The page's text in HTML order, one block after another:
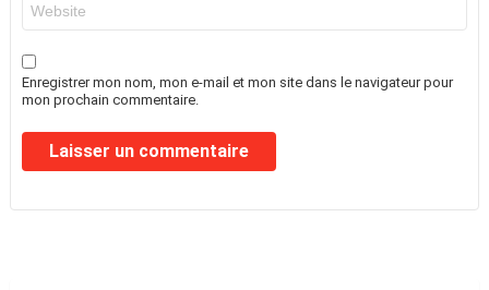
web
Enregistrer mon nom, mon e-mail et mon site dans le navigateur pour
mon prochain commentaire.